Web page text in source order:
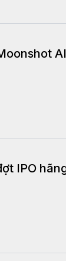
IPO